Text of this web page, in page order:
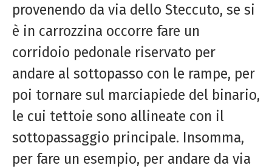
provenendo da via dello Steccuto, se si
è in carrozzina occorre fare un
corridoio pedonale riservato per
andare al sottopasso con le rampe, per
poi tornare sul marciapiede del binario,
le cui tettoie sono allineate con il
sottopassaggio principale. Insomma,
per fare un esempio, per andare da via